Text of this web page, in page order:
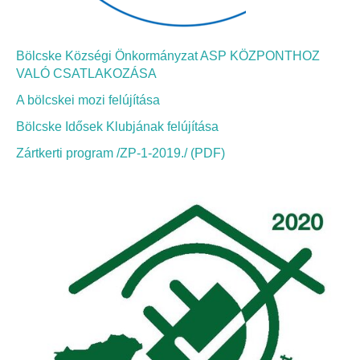
Képviselő-testület
Képviselő-testületi ülések
Bizottságok
A helyi választási bizottság
A helyi választási bizottság határozatai
Roma Nemzetiségi Önkormányzat
Bölcske Községi Önkormányzat ASP KÖZPONTHOZ
VALÓ CSATLAKOZÁSA
A bölcskei mozi felújítása
Bölcske Idősek Klubjának felújítása
Zártkerti program /ZP-1-2019./ (PDF)